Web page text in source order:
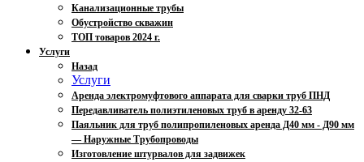
Канализационные трубы
Обустройство скважин
ТОП товаров 2024 г.
Услуги
Назад
Услуги
Аренда электромуфтового аппарата для сварки труб ПНД
Передавливатель полиэтиленовых труб в аренду 32-63
Паяльник для труб полипропиленовых аренда Д40 мм - Д90 мм
— Наружные Трубопроводы
Изготовление штурвалов для задвижек